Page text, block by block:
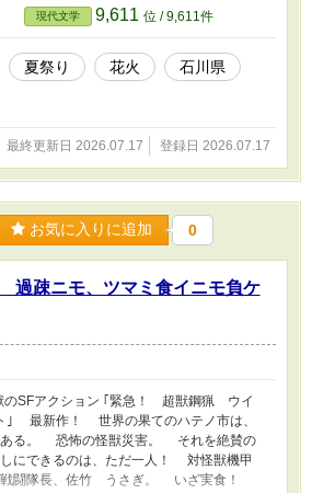
現代文学 9,611 位 / 9,611件
夏祭り 花火
石川県
最終更新日 2026.07.17 登録日 2026.07.17
お気に入りに追加 0
過疎ニモ、ツマミ食イニモ負ケ
のSFアクション ｢緊急！ 超獣鋼猟 ウイ
｣ 最新作！ 世界の果てのハテノ市は、
ある。 恐怖の怪獣災害。 それを絶賛の
にできるのは、ただ一人！ 対怪獣機甲
戦闘隊長、佐竹 うさぎ。 いざ実食！